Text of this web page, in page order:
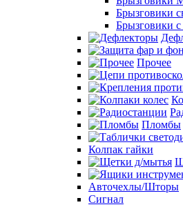
Брызговики
Брызговики
Прочее
Пломбы
Колпак гайки
Авточехлы/Шторы
Сигнал